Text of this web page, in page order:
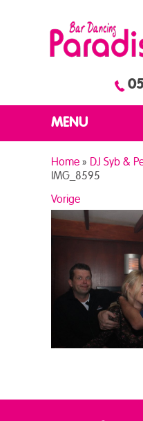
MENU
Home » DJ Syb &
IMG_8595
Vorige